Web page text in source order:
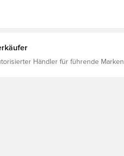
Händler für führende Marken